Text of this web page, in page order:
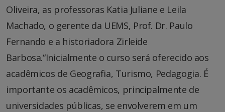
Oliveira, as professoras Katia Juliane e Leila
Machado, o gerente da UEMS, Prof. Dr. Paulo
Fernando e a historiadora Zirleide
Barbosa.“Inicialmente o curso será oferecido aos
acadêmicos de Geografia, Turismo, Pedagogia. É
importante os acadêmicos, principalmente de
universidades públicas, se envolverem em um